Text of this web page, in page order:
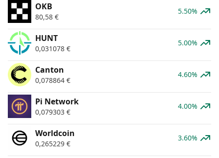
OKB
80,58 €
5.50%
HUNT
0,031078 €
5.00%
Canton
0,078864 €
4.60%
Pi Network
0,079303 €
4.00%
Worldcoin
0,265229 €
3.60%